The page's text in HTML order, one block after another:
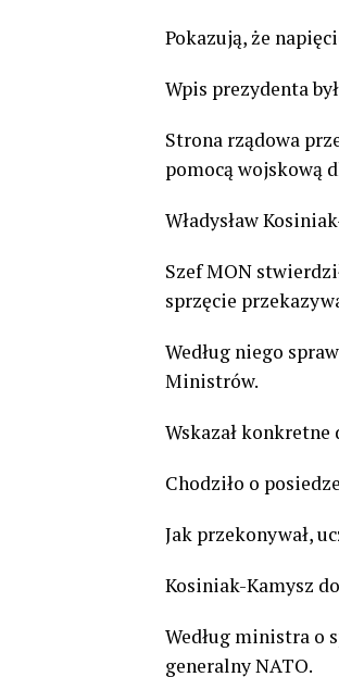
Pokazują, że
Wpis prezydenta
Strona rządowa
pomocą wojskową
Władysław
Szef MON
sprzęcie
Według niego
Ministrów.
Wskazał konkretne
Chodziło o
Jak przekonywał,
Kosiniak-Kamysz
Według ministra o
generalny NATO.